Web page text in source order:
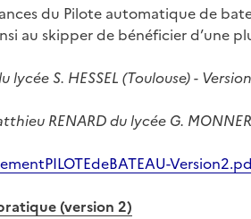
du Pilote automatique de
au skipper de bénéficier d’une
lycée S. HESSEL (Toulouse) -
RENARD du lycée G.
(version 2)